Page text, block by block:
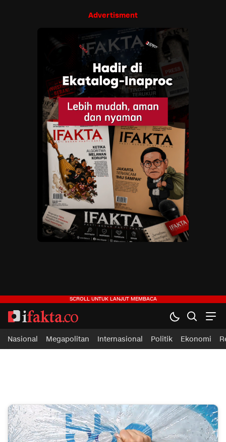
Advertisment
ifakta.co
#pastibenar
Nasional Megapolitan Internasional Politik Ekonomi